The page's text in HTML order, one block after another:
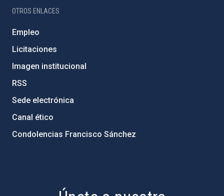
OTROS ENLACES
Empleo
Licitaciones
Imagen institucional
RSS
Sede electrónica
Canal ético
Condolencias Francisco Sánchez